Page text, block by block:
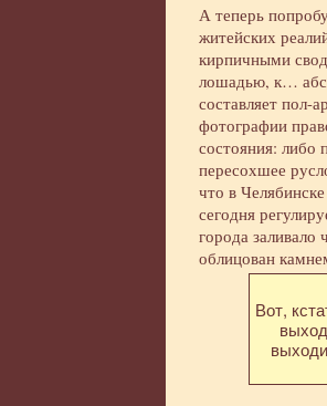
А теперь
житейских
кирпичными
лошадью, к…
составляет
фотографии
состояния: либо
пересохшее
что в
сегодня
города
облицован
Вот,